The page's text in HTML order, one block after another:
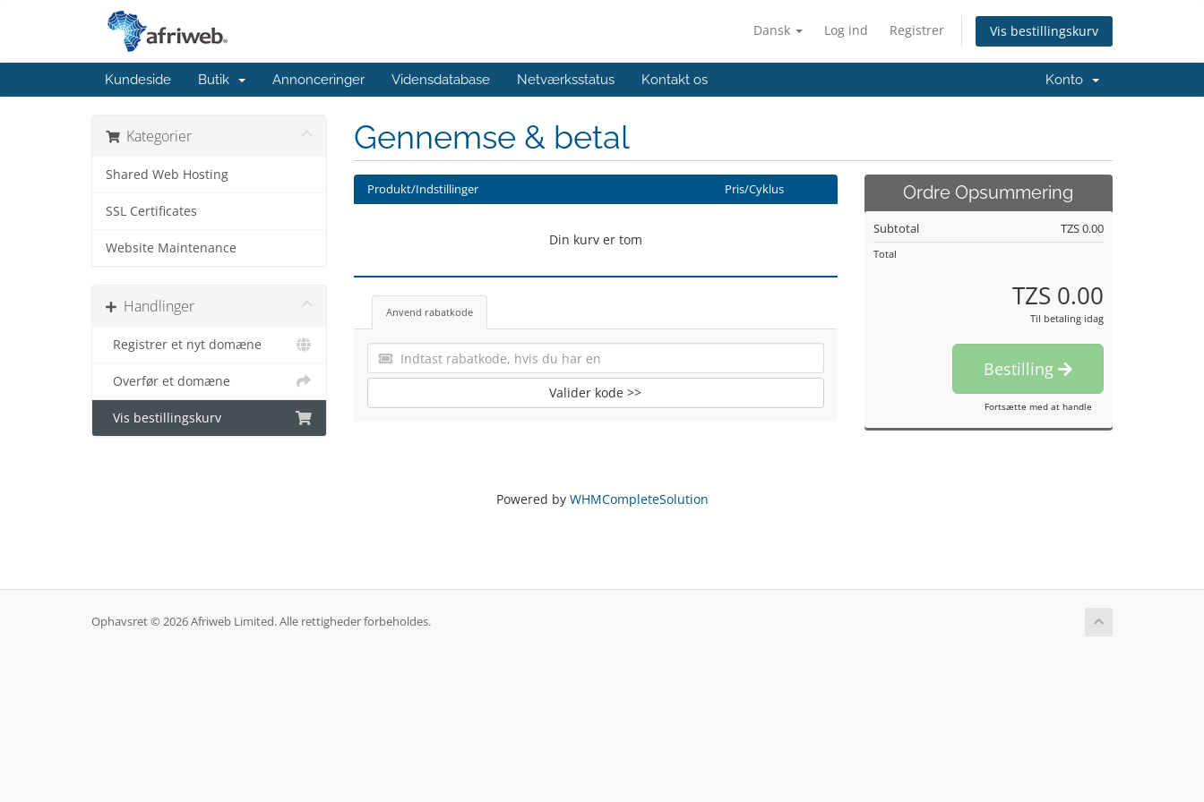
Dansk Log ind Registrer Vis bestillingskurv
Kundeside Butik Annonceringer Vidensdatabase Netværksstatus Kontakt os Konto
Kategorier
Shared Web Hosting
SSL Certificates
Website Maintenance
Handlinger
Registrer et nyt domæne
Overfør et domæne
Vis bestillingskurv
Gennemse & betal
Produkt/Indstillinger Pris/Cyklus
Din kurv er tom
Anvend rabatkode
Valider kode >>
Ordre Opsummering
Subtotal TZS 0.00
Total
TZS 0.00
Til betaling idag
Bestilling
Fortsætte med at handle
Powered by WHMCompleteSolution
Ophavsret © 2026 Afriweb Limited. Alle rettigheder forbeholdes.